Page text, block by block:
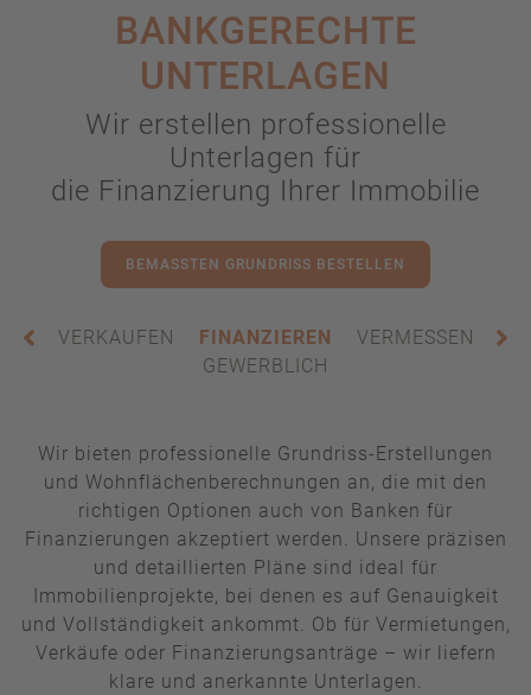
BANKGERECHTE
UNTERLAGEN
Wir erstellen professionelle
Unterlagen für
die Finanzierung Ihrer Immobilie
BEMASSTEN GRUNDRISS BESTELLEN
VERKAUFEN FINANZIEREN
VERMESSEN
GEWERBLICH
Wir bieten professionelle Grundriss-Erstellungen
und Wohnflächenberechnungen an, die mit den
richtigen Optionen auch von Banken für
Finanzierungen akzeptiert werden. Unsere präzisen
und detaillierten Pläne sind ideal für
Immobilienprojekte, bei denen es auf Genauigkeit
und Vollständigkeit ankommt. Ob für Vermietungen,
Verkäufe oder Finanzierungsanträge – wir liefern
klare und anerkannte Unterlagen.